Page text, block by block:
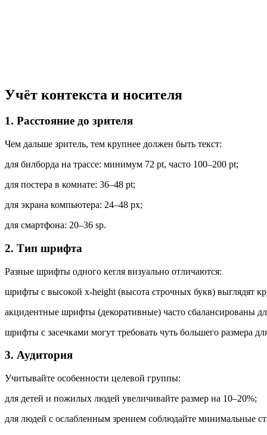
Учёт контекста и носителя
1. Расстояние до зрителя
Чем дальше зритель, тем крупнее должен быть текст:
для билборда на трассе: минимум 72 pt, часто 100–200 pt;
для постера в комнате: 36–48 pt;
для экрана компьютера: 24–48 px;
для смартфона: 20–36 sp.
2. Тип шрифта
Разные шрифты одного кегля визуально отличаются:
шрифты с высокой x‑height (высота строчных букв) выглядят
акцидентные шрифты (декоративные) часто сбалансированы
шрифты с засечками могут требовать чуть большего размера
3. Аудитория
Учитывайте особенности целевой группы:
для детей и пожилых людей увеличивайте размер на 10–20%;
для людей с ослабленным зрением соблюдайте минимальные